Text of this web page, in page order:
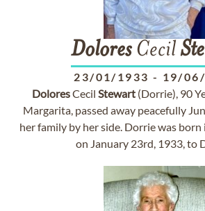
DoloresCecil
23/01/1933 - 19/
DoloresCecil Stewart (Dorrie), 90
Margarita, passed away peacefully
her family by her side. Dorrie was born
on January 23rd, 1933, to